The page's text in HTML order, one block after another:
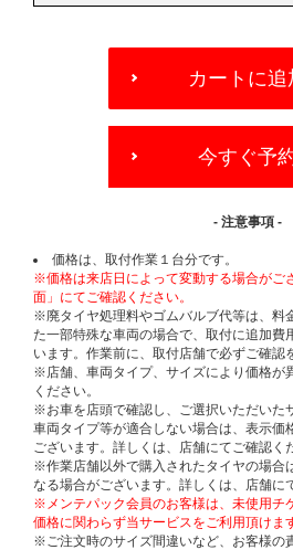
OPTIONS
カートに追
今すぐ予
- 注意事項 -
価格は、取付作業１台分です。
※価格は来店日によって変動する場合がご
面」にてご確認ください。
※廃タイヤ処理料やゴムバルブ代等は、料
た一部特殊な車両の場合で、取付に追加費
います。作業前に、取付店舗で必ずご確認
※店舗、車両タイプ、サイズにより価格が
ください。
※お車を店頭で確認し、ご選択いただいた
車両タイプ等が適合しない場合は、表示価
ございます。詳しくは、店舗にてご確認く
※作業店舗以外で購入されたタイヤの場合
なる場合がございます。詳しくは、店舗に
※メンテパック会員のお客様は、未使用チ
価格に関わらず当サービスをご利用頂けま
※ご注文時のサイズ間違いなど、お客様の